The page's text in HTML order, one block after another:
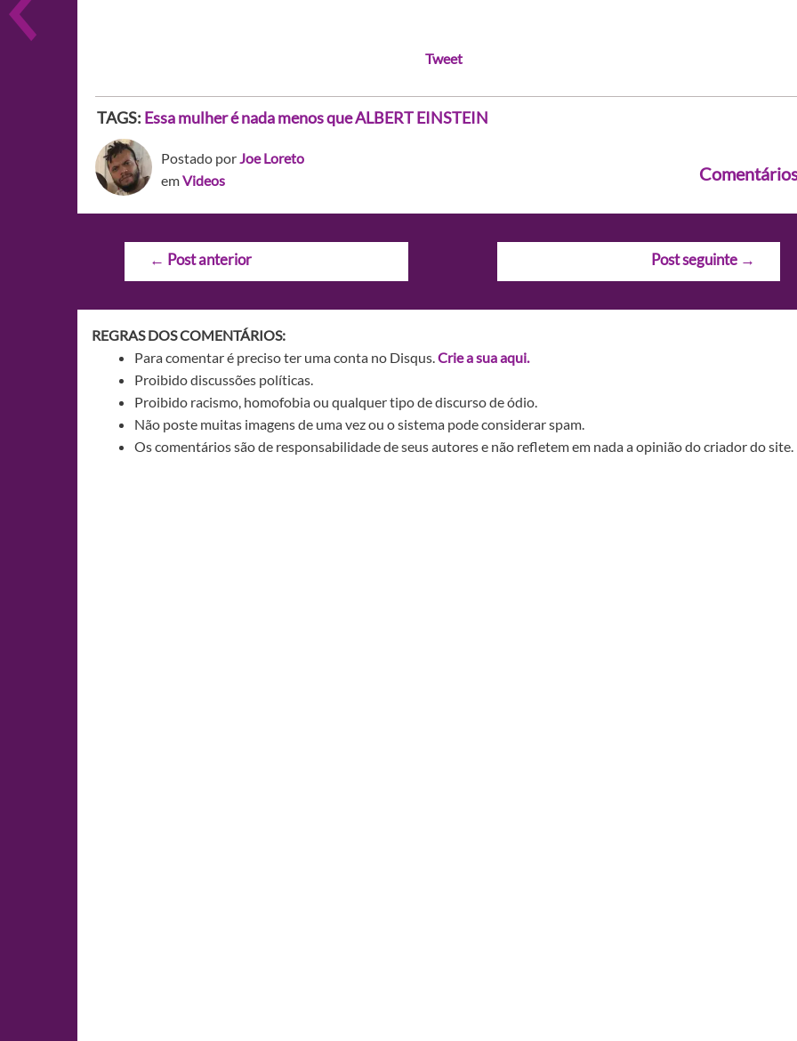
Tweet
TAGS: Essa mulher é nada menos que ALBERT EINSTEIN
Postado porJoe Loreto
emVideos
Navegação
← Post anterior Post seguinte →
REGRAS DOS COMENTÁRIOS:
Para comentar é preciso ter uma conta no Disqus.Crie a sua aqui.
Proibido discussões políticas.
Proibido racismo, homofobia ou qualquer tipo de discurso de ódio.
Não poste muitas imagens de uma vez ou o sistema pode considerar spam.
Os comentários são de responsabilidade de seus autores e não refletem em nada a opinião do criador do site.